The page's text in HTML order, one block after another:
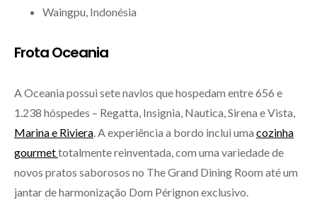
Waingpu, Indonésia
Frota Oceania
A Oceania possui sete navios que hospedam entre 656 e
1.238 hóspedes – Regatta, Insignia, Nautica, Sirena e Vista,
Marina e Riviera. A experiência a bordo inclui uma cozinha
gourmettotalmente reinventada, com uma variedade de
novos pratos saborosos no The Grand Dining Room até um
jantar de harmonização Dom Pérignon exclusivo.